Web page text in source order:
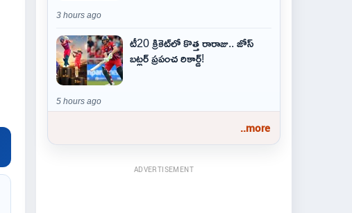
3 hours ago
టీ20 క్రికెట్‌లో కొత్త రారాజు.. జోస్
బట్లర్ ప్ర‌పంచ రికార్డ్‌!
5 hours ago
..more
ADVERTISEMENT